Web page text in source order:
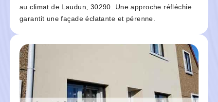
au climat de Laudun, 30290. Une approche réfléchie
garantit une façade éclatante et pérenne.